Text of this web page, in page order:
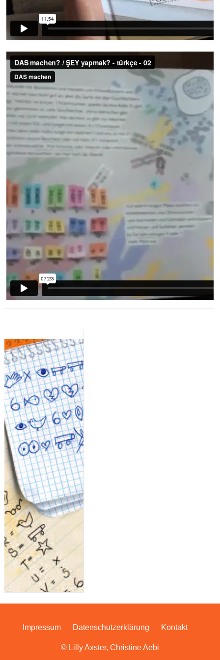
Impressum Datenschutzerklärung Kontakt
© Lilly Axster, Christine Aebi